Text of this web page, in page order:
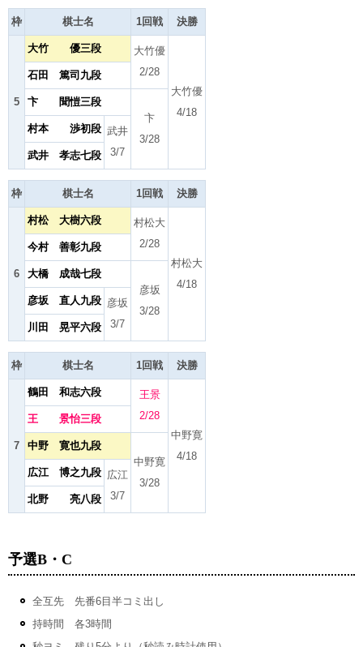
枠 棋士名 1回戦 決勝
5
大竹 優三段
大竹優
2/28
大竹優
4/18
石田 篤司九段
卞 聞愷三段
卞
3/28
村本 渉初段 武井
3/7
武井 孝志七段
枠 棋士名 1回戦 決勝
6
村松 大樹六段
村松大
2/28
村松大
4/18
今村 善彰九段
大橋 成哉七段
彦坂
3/28
彦坂 直人九段 彦坂
3/7
川田 晃平六段
枠 棋士名 1回戦 決勝
7
鶴田 和志六段
王景
2/28
中野寛
4/18
王 景怡三段
中野 寛也九段
中野寛
3/28
広江 博之九段 広江
3/7
北野 亮八段
予選B・C
全互先 先番6目半コミ出し
持時間 各3時間